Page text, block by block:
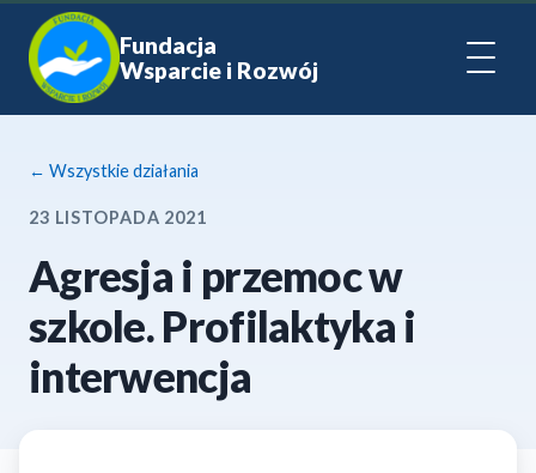
Fundacja
Wsparcie i Rozwój
← Wszystkie działania
23 LISTOPADA 2021
Agresja i przemoc w
szkole. Profilaktyka i
interwencja